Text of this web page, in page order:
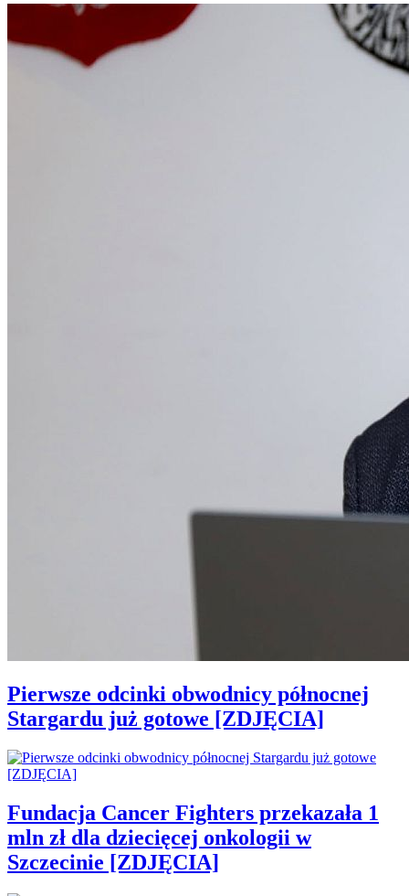
Pierwsze odcinki obwodnicy północnej
Stargardu już gotowe [ZDJĘCIA]
Fundacja Cancer Fighters przekazała 1
mln zł dla dziecięcej onkologii w
Szczecinie [ZDJĘCIA]